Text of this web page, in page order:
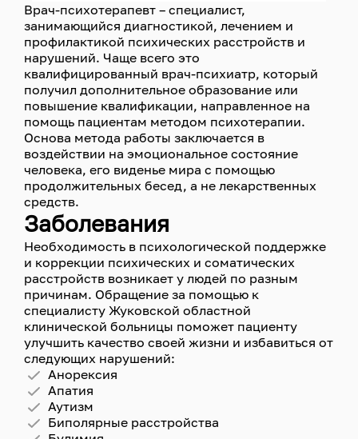
Врач-психотерапевт – специалист,
занимающийся диагностикой, лечением и
профилактикой психических расстройств и
нарушений. Чаще всего это
квалифицированный врач-психиатр, который
получил дополнительное образование или
повышение квалификации, направленное на
помощь пациентам методом психотерапии.
Основа метода работы заключается в
воздействии на эмоциональное состояние
человека, его виденье мира с помощью
продолжительных бесед, а не лекарственных
средств.
Заболевания
Необходимость в психологической поддержке
и коррекции психических и соматических
расстройств возникает у людей по разным
причинам. Обращение за помощью к
специалисту Жуковской областной
клинической больницы поможет пациенту
улучшить качество своей жизни и избавиться от
следующих нарушений:
Анорексия
Апатия
Аутизм
Биполярные расстройства